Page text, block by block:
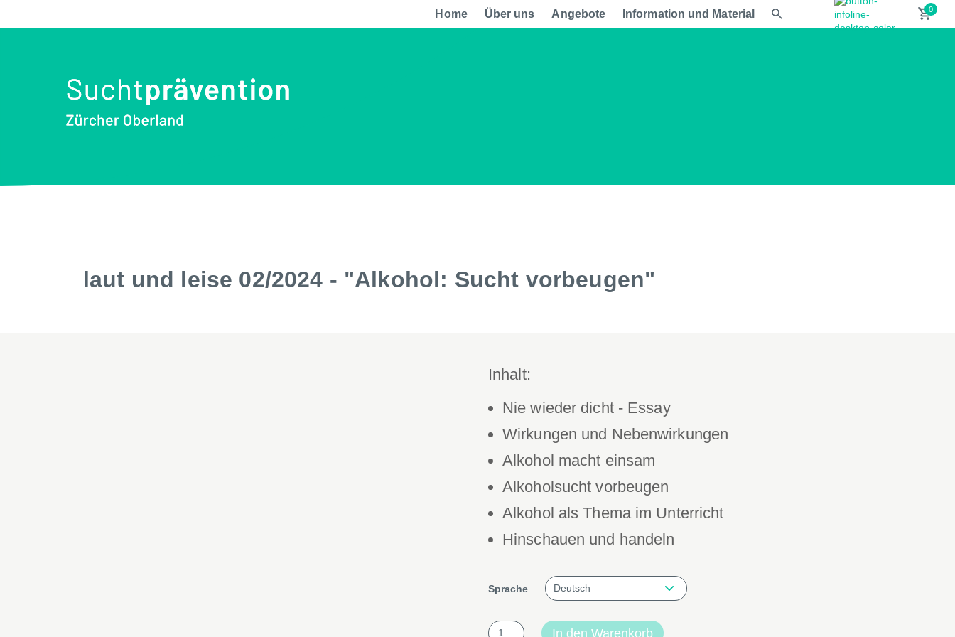
Home Über uns Angebote Information und Material
laut und leise 02/2024 - "Alkohol: Sucht vorbeugen"
Inhalt:
Nie wieder dicht - Essay
Wirkungen und Nebenwirkungen
Alkohol macht einsam
Alkoholsucht vorbeugen
Alkohol als Thema im Unterricht
Hinschauen und handeln
Sprache
laut
In den Warenkorb